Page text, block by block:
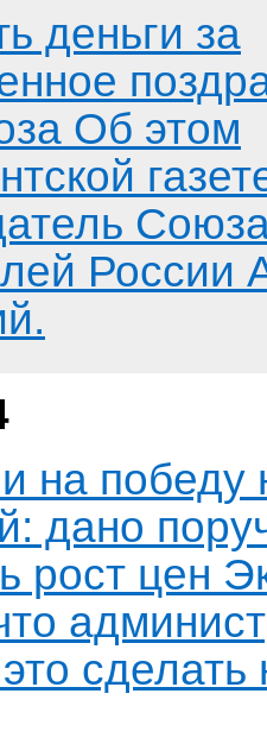
деньги за
Об этом
России
на победу
дано
рост цен
сделать